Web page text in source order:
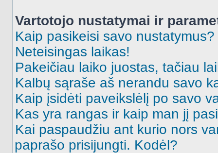
Vartotojo nustatymai ir
Kaip pasikeisi savo nustatymus?
Neteisingas laikas!
Pakeičiau laiko juostas, tačiau
Kalbų sąraše aš nerandu savo
Kaip įsidėti paveikslėlį po savo
Kas yra rangas ir kaip man jį
Kai paspaudžiu ant kurio nors
paprašo prisijungti. Kodėl?